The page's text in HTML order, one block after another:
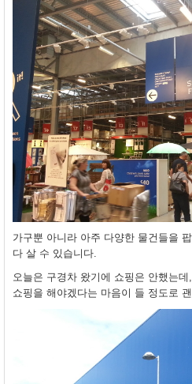
가구뿐 아니라 아주 다양한 물건들을
다 살 수 있습니다.
오늘은 구경차 왔기에 쇼핑은 안했는
쇼핑을 해야겠다는 마음이 들 정도로